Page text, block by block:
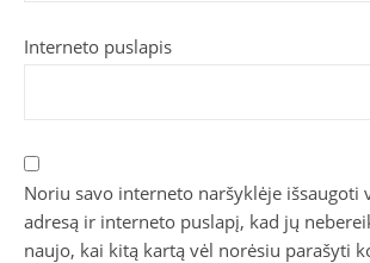
Interneto puslapis
Noriu savo interneto naršyklėje išsaugoti
adresą ir interneto puslapį, kad jų
naujo, kai kitą kartą vėl norėsiu parašyti